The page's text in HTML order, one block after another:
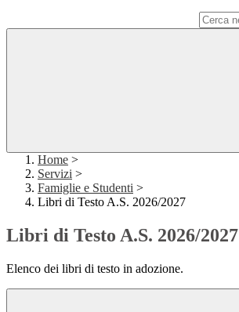
Home >
Servizi >
Famiglie e Studenti >
Libri di Testo A.S. 2026/2027
Libri di Testo A.S. 2026/2027
Elenco dei libri di testo in adozione.